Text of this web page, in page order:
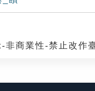
非商業性-禁止改作